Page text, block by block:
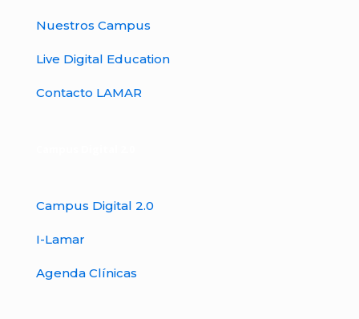
Nuestros Campus
Live Digital Education
Contacto LAMAR
Campus Digital 2.0
I-Lamar
Agenda Clínicas